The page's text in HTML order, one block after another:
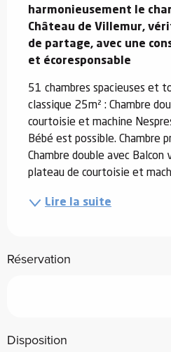
harmonieusement le
Château de Villemur,
de partage, avec une
et écoresponsable
51 chambres spacieuses et
classique 25m² : Chambre
courtoisie et machine
Bébé est possible. Chambre
Chambre double avec Balcon
plateau de courtoisie et
Lire la suite
Réservation
Disposition